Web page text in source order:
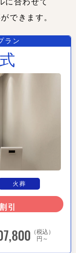
に合わせて
できます。
ラン
火葬
引
（税込）
円～